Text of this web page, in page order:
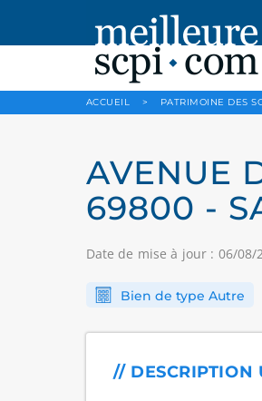
ACCUEIL > PATRIMOINE DES
AVENUE
69800 -
Date de mise à jour : 06/08/
Bien de type Autre
// DESCRIPTION